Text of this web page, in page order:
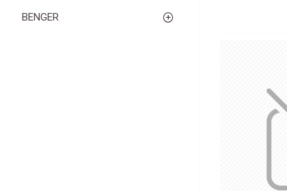
BENGER